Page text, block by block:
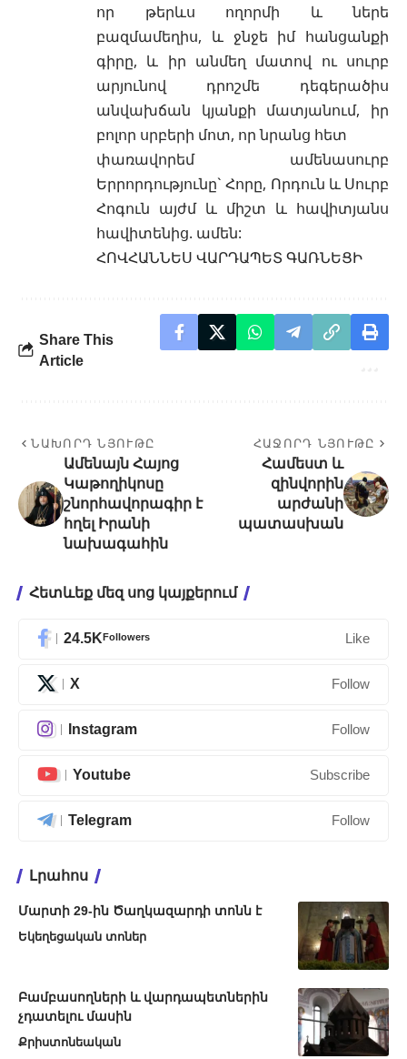
որ թերևս ողորմի և ներե
բազմամեղիս, և ջնջե իմ հանցանքի
գիրը, և իր անմեղ մատով ու սուրբ
արյունով դրոշմե դեգերածիս
անվախճան կյանքի մատյանում, իր
բոլոր սրբերի մոտ, որ նրանց հետ
փառավորեմ ամենասուրբ
Երրորդությունը` Հորը, Որդուն և Սուրբ
Հոգուն այժմ և միշտ և հավիտյանս
հավիտենից. ամեն:
ՀՈՎՀԱՆՆԵՍ ՎԱՐԴԱՊԵՏ ԳԱՌՆԵՑԻ
Share This
Article
ՆԱԽՈՐԴ ՆՅՈՒԹԸ
Ամենայն Հայոց
Կաթողիկոսը
շնորհավորագիր է
հղել Իրանի
նախագահին
ՀԱՋՈՐԴ ՆՅՈՒԹԸ
Համեստ և
զինվորին
արժանի
պատասխան
Հետևեք մեզ սոց կայքերում
24.5KFollowers Like
X Follow
Instagram Follow
Youtube Subscribe
Telegram Follow
Լրահոս
Մարտի 29-ին Ծաղկազարդի տոնն է
Եկեղեցական տոներ
Բամբասողների և վարդապետներին
չդատելու մասին
Քրիստոնեական